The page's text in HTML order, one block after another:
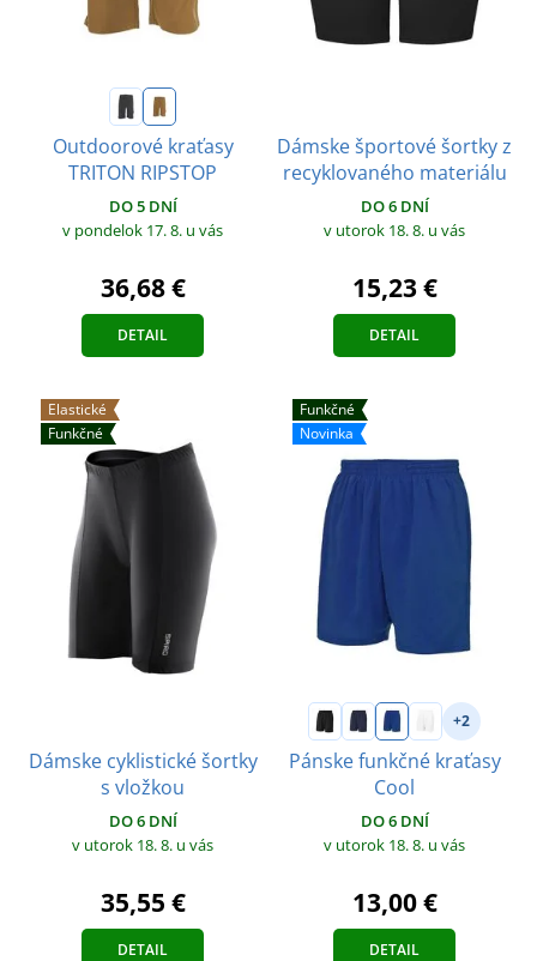
Outdoorové kraťasy
TRITON RIPSTOP
DO 5 DNÍ
v pondelok 17. 8. u vás
36,68 €
DETAIL
Dámske športové šortky z
recyklovaného materiálu
DO 6 DNÍ
v utorok 18. 8. u vás
15,23 €
DETAIL
Elastické
Funkčné
Dámske cyklistické šortky
s vložkou
DO 6 DNÍ
v utorok 18. 8. u vás
35,55 €
DETAIL
Funkčné
Novinka
+2
Pánske funkčné kraťasy
Cool
DO 6 DNÍ
v utorok 18. 8. u vás
13,00 €
DETAIL